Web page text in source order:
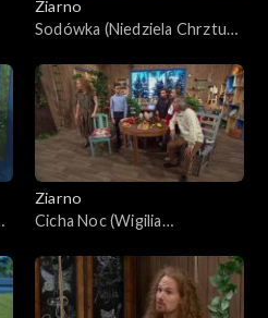
Ziarno
Sodówka (Niedziela Chrztu
Ziarno
Cicha Noc (Wigilia